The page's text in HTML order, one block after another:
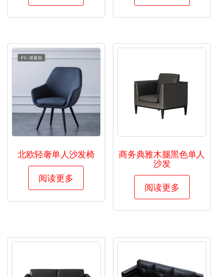
北欧轻奢单人沙发椅
阅读更多
商务典雅木腿黑色单人
沙发
阅读更多